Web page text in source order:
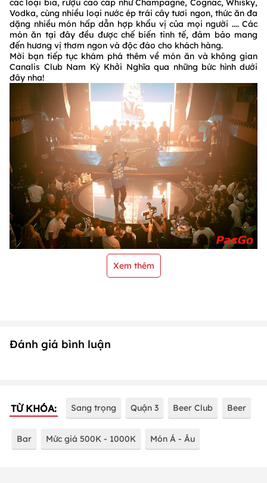
các loại bia, rượu cao cấp như Champagne, Cognac, Whisky,
Vodka, cùng nhiều loại nước ép trái cây tươi ngon, thức ăn đa
dặng nhiều món hấp dẫn hợp khẩu vị của mọi người .... Các
món ăn tại đây đều được chế biến tinh tế, đảm bảo mang
đến hương vị thơm ngon và độc đáo cho khách hàng.
Mời bạn tiếp tục khám phá thêm về món ăn và không gian
Canalis Club Nam Kỳ Khởi Nghĩa qua những bức hình dưới
đây nha!
Xem thêm
Đánh giá bình luận
TỪ KHÓA: Sang trọng Quận 3 Beer Club Beer
Bar Mức giá 500K - 1000K Món Á - Âu